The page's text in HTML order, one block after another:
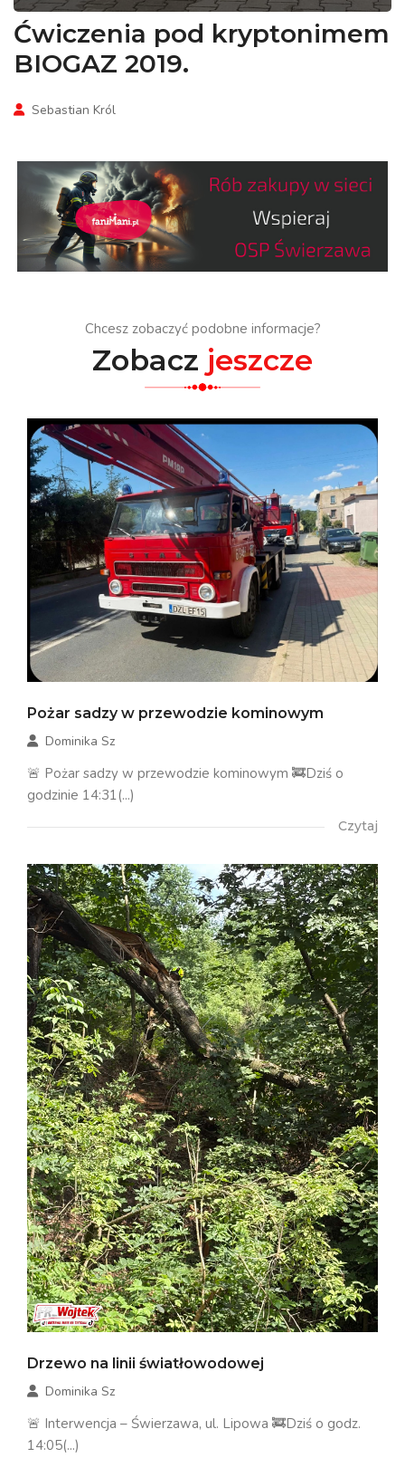
Ćwiczenia pod kryptonimem
BIOGAZ 2019.
Sebastian Król
Chcesz zobaczyć podobne informacje?
Zobacz jeszcze
Pożar sadzy w przewodzie kominowym
Dominika Sz
🚨 Pożar sadzy w przewodzie kominowym 🚒Dziś o
godzinie 14:31(...)
Czytaj
Drzewo na linii światłowodowej
Dominika Sz
🚨 Interwencja – Świerzawa, ul. Lipowa 🚒Dziś o godz.
14:05(...)